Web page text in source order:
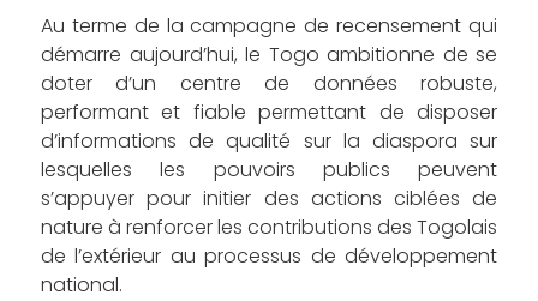
Au terme de la campagne de recensement qui
démarre aujourd’hui, le Togo ambitionne de se
doter d’un centre de données robuste,
performant et fiable permettant de disposer
d’informations de qualité sur la diaspora sur
lesquelles les pouvoirs publics peuvent
s’appuyer pour initier des actions ciblées de
nature à renforcer les contributions des Togolais
de l’extérieur au processus de développement
national.